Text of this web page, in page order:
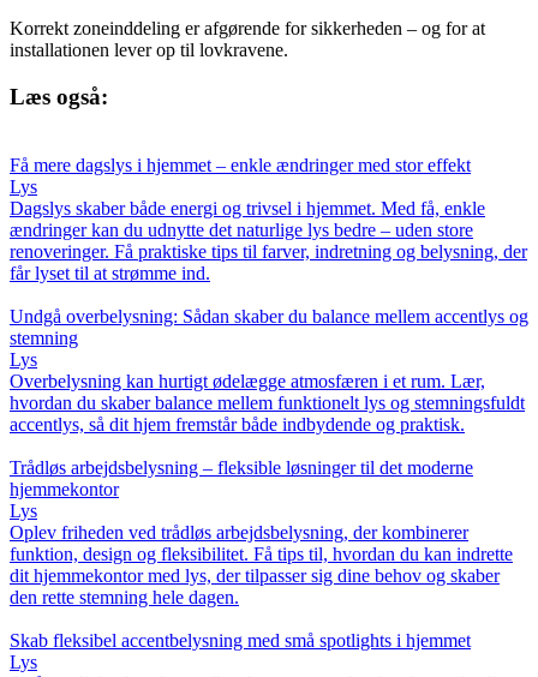
Korrekt zoneinddeling er afgørende for sikkerheden – og for at
installationen lever op til lovkravene.
Læs også:
Få mere dagslys i hjemmet – enkle ændringer med stor effekt
Lys
Dagslys skaber både energi og trivsel i hjemmet. Med få, enkle
ændringer kan du udnytte det naturlige lys bedre – uden store
renoveringer. Få praktiske tips til farver, indretning og belysning, der
får lyset til at strømme ind.
Undgå overbelysning: Sådan skaber du balance mellem accentlys og
stemning
Lys
Overbelysning kan hurtigt ødelægge atmosfæren i et rum. Lær,
hvordan du skaber balance mellem funktionelt lys og stemningsfuldt
accentlys, så dit hjem fremstår både indbydende og praktisk.
Trådløs arbejdsbelysning – fleksible løsninger til det moderne
hjemmekontor
Lys
Oplev friheden ved trådløs arbejdsbelysning, der kombinerer
funktion, design og fleksibilitet. Få tips til, hvordan du kan indrette
dit hjemmekontor med lys, der tilpasser sig dine behov og skaber
den rette stemning hele dagen.
Skab fleksibel accentbelysning med små spotlights i hjemmet
Lys